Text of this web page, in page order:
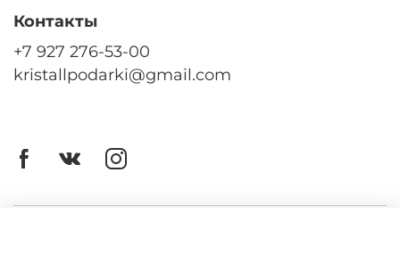
Контакты
+7 927 276-53-00
kristallpodarki@gmail.com